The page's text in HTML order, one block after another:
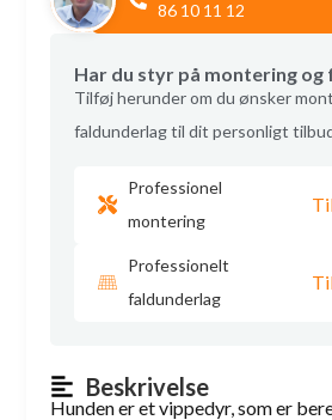
86 10 11 12
Har du styr på montering og
Tilføj herunder om du ønsker
faldunderlag til dit personligt
Professionel
montering
Professionelt
faldunderlag
Beskrivelse
Hunden er et vippedyr, som er